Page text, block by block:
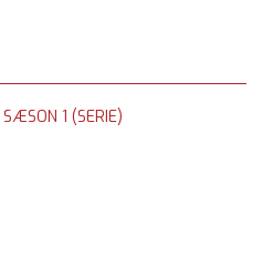
SÆSON 1 (SERIE)